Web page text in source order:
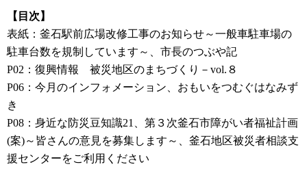
【目次】
表紙：釜石駅前広場改修工事のお知らせ～一般車駐車場の
駐車台数を規制しています～、市長のつぶや記
P02：復興情報 被災地区のまちづくり－vol.８
P06：今月のインフォメーション、おもいをつむぐはなみず
き
P08：身近な防災豆知識21、第３次釜石市障がい者福祉計画
(案)～皆さんの意見を募集します～、釜石地区被災者相談支
援センターをご利用ください